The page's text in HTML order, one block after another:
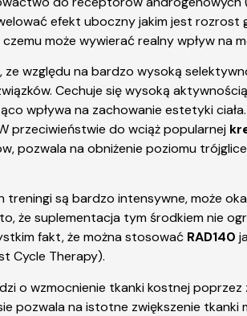
efekt uboczny jakim jest rozrost
może wywierać realny wpływ
względu na bardzo wysoką
Cechuje się wysoką
wpływa na zachowanie estetyki
przeciwieństwie do wciąż popularnej
pozwala na obniżenie poziomu
są bardzo intensywne, może
że suplementacja tym środkiem nie
fakt, że można stosować RAD140
Cycle Therapy).
o wzmocnienie tkanki kostnej
pozwala na istotne zwiększenie